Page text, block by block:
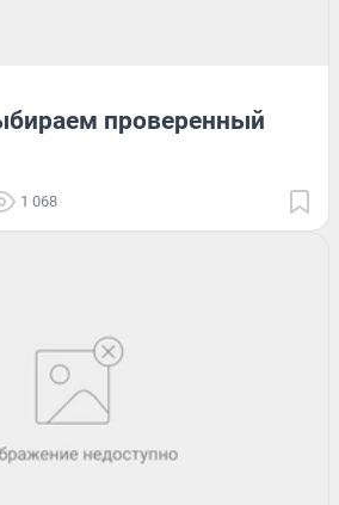
проверенный
1 068